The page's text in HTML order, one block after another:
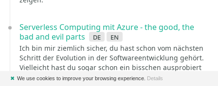
Serverless Computing mit Azure - the good, the
bad and evil parts
de en
Ich bin mir ziemlich sicher, du hast schon vom nächsten
Schritt der Evolution in der Softwareentwicklung gehört.
Vielleicht hast du sogar schon ein bisschen ausprobiert
oder spielst mit dem Gedanken serverless Technologien
✖ We use cookies to improve your browsing experience. Details